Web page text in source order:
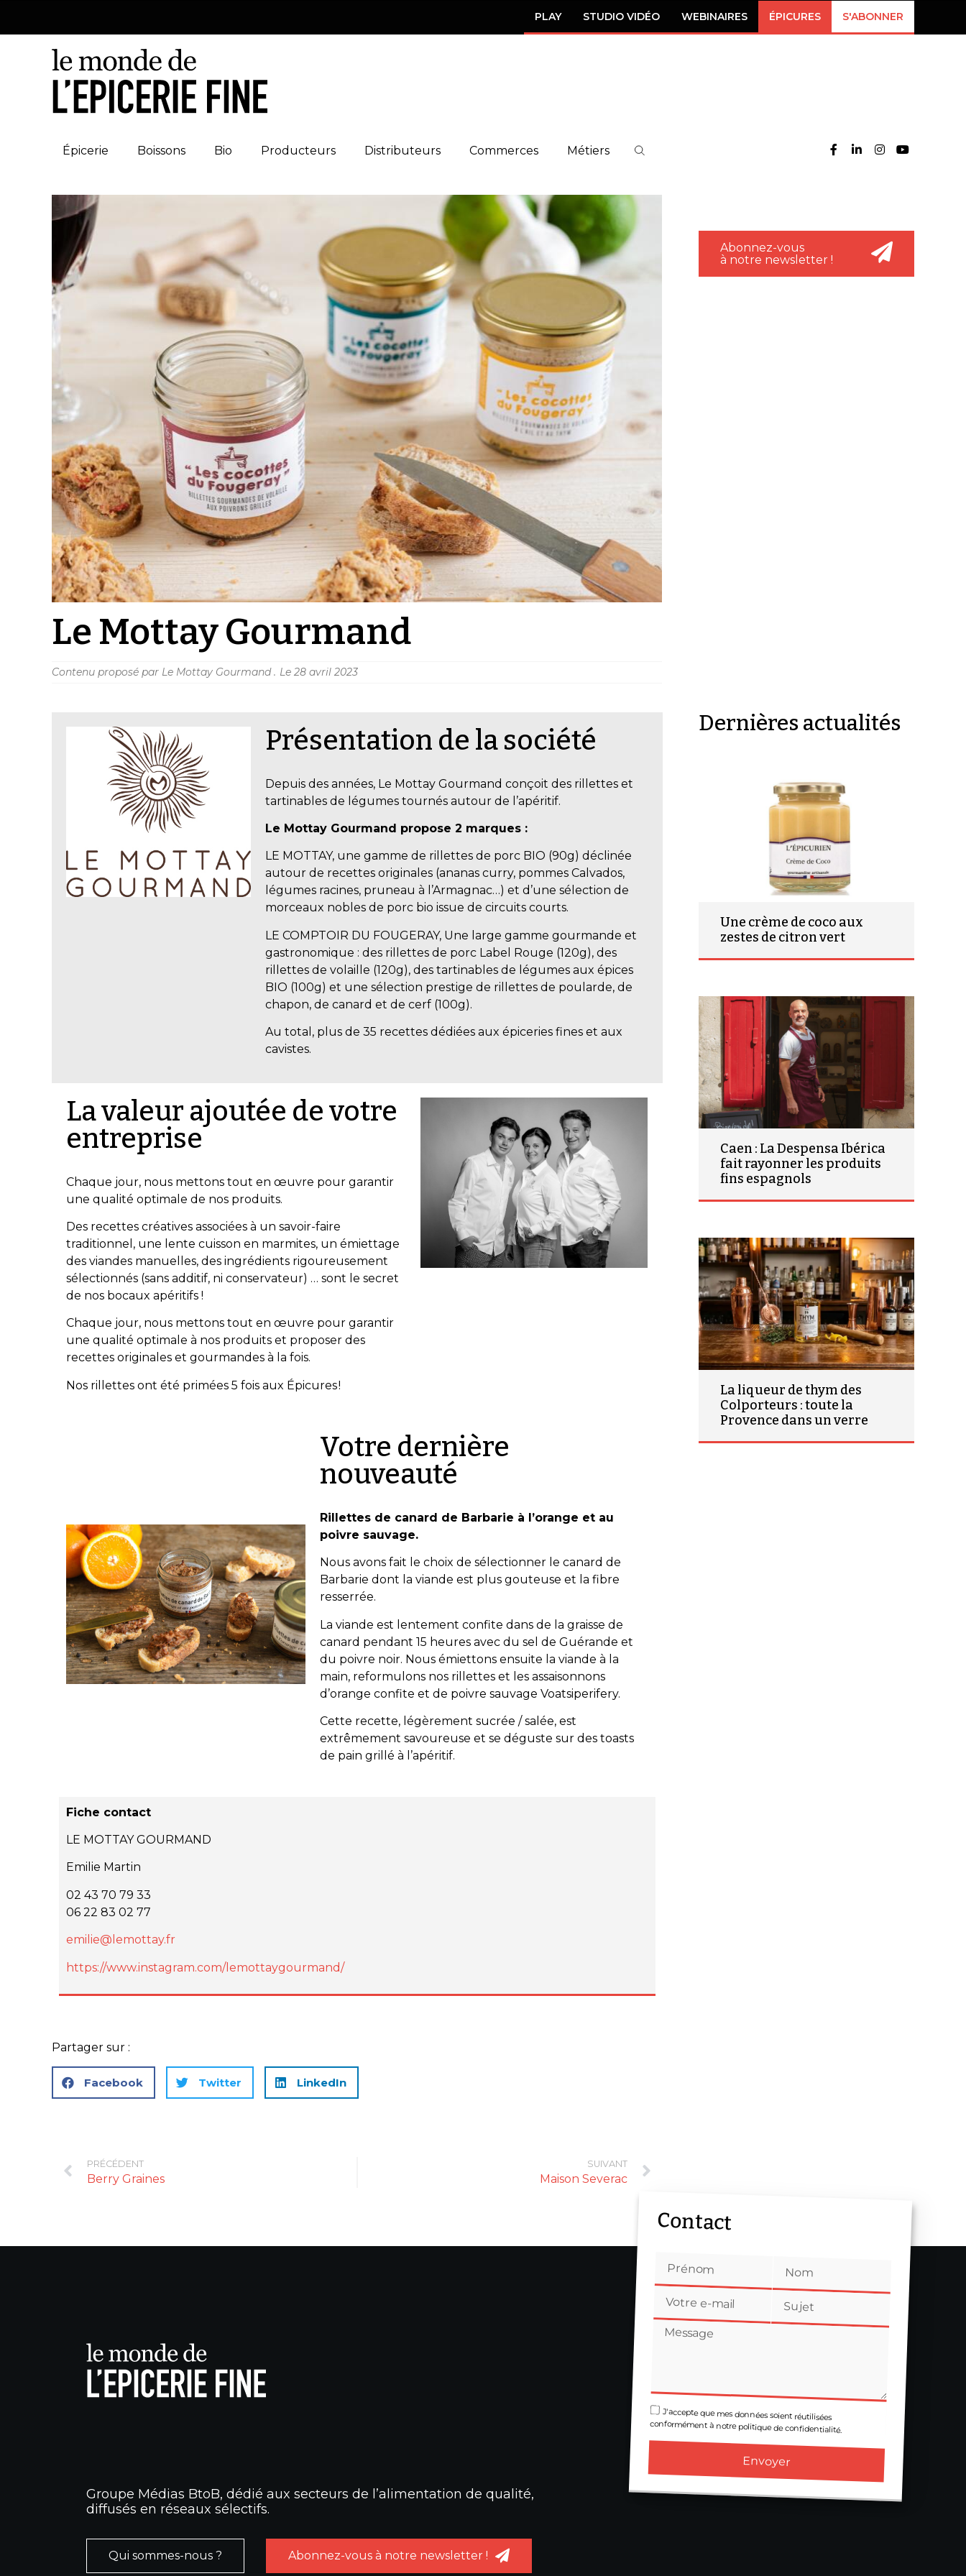
PLAY STUDIO VIDÉO WEBINAIRES ÉPICURES S'ABONNER
Épicerie Boissons Bio Producteurs Distributeurs Commerces Métiers
Le Mottay Gourmand
Contenu proposé par Le Mottay Gourmand . Le 28 avril 2023
Abonnez-vous
à notre newsletter !
Présentation de la société
Depuis des années, Le Mottay Gourmand conçoit des rillettes et
tartinables de légumes tournés autour de l’apéritif.
Le Mottay Gourmand propose 2 marques :
LE MOTTAY, une gamme de rillettes de porc BIO (90g) déclinée
autour de recettes originales (ananas curry, pommes Calvados,
légumes racines, pruneau à l’Armagnac…) et d’une sélection de
morceaux nobles de porc bio issue de circuits courts.
LE COMPTOIR DU FOUGERAY, Une large gamme gourmande et
gastronomique : des rillettes de porc Label Rouge (120g), des
rillettes de volaille (120g), des tartinables de légumes aux épices
BIO (100g) et une sélection prestige de rillettes de poularde, de
chapon, de canard et de cerf (100g).
Au total, plus de 35 recettes dédiées aux épiceries fines et aux
cavistes.
La valeur ajoutée de votre
entreprise
Chaque jour, nous mettons tout en œuvre pour garantir
une qualité optimale de nos produits.
Des recettes créatives associées à un savoir-faire
traditionnel, une lente cuisson en marmites, un émiettage
des viandes manuelles, des ingrédients rigoureusement
sélectionnés (sans additif, ni conservateur) … sont le secret
de nos bocaux apéritifs !
Chaque jour, nous mettons tout en œuvre pour garantir
une qualité optimale à nos produits et proposer des
recettes originales et gourmandes à la fois.
Nos rillettes ont été primées 5 fois aux Épicures !
Votre dernière
nouveauté
Rillettes de canard de Barbarie à l’orange et au
poivre sauvage.
Nous avons fait le choix de sélectionner le canard de
Barbarie dont la viande est plus gouteuse et la fibre
resserrée.
La viande est lentement confite dans de la graisse de
canard pendant 15 heures avec du sel de Guérande et
du poivre noir. Nous émiettons ensuite la viande à la
main, reformulons nos rillettes et les assaisonnons
d’orange confite et de poivre sauvage Voatsiperifery.
Cette recette, légèrement sucrée / salée, est
extrêmement savoureuse et se déguste sur des toasts
de pain grillé à l’apéritif.
Fiche contact
LE MOTTAY GOURMAND
Emilie Martin
02 43 70 79 33
06 22 83 02 77
emilie@lemottay.fr
https://www.instagram.com/lemottaygourmand/
Partager sur :
Facebook Twitter LinkedIn
PRÉCÉDENT
Berry Graines
SUIVANT
Maison Severac
Dernières actualités
Une crème de coco aux
zestes de citron vert
Caen : La Despensa Ibérica
fait rayonner les produits
fins espagnols
La liqueur de thym des
Colporteurs : toute la
Provence dans un verre
Groupe Médias BtoB, dédié aux secteurs de l’alimentation de qualité,
diffusés en réseaux sélectifs.
Qui sommes-nous ? Abonnez-vous à notre newsletter !
Contact
J'accepte que mes données soient réutilisées
conformément à notre politique de confidentialité.
Envoyer